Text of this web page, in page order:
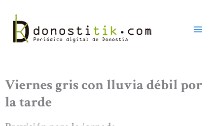
contenido
Viernes gris con lluvia débil por
la tarde